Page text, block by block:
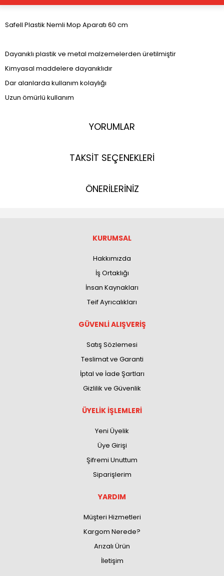
Safell Plastik Nemli Mop Aparatı 60 cm
Dayanıklı plastik ve metal malzemelerden üretilmiştir
Kimyasal maddelere dayanıklıdır
Dar alanlarda kullanım kolaylığı
Uzun ömürlü kullanım
YORUMLAR
TAKSİT SEÇENEKLERİ
ÖNERİLERİNİZ
KURUMSAL
Hakkımızda
İş Ortaklığı
İnsan Kaynakları
Teif Ayrıcalıkları
GÜVENLİ ALIŞVERİŞ
Satış Sözlemesi
Teslimat ve Garanti
İptal ve İade Şartları
Gizlilik ve Güvenlik
ÜYELİK İŞLEMLERİ
Yeni Üyelik
Üye Girişi
Şifremi Unuttum
Siparişlerim
YARDIM
Müşteri Hizmetleri
Kargom Nerede?
Arızalı Ürün
İletişim